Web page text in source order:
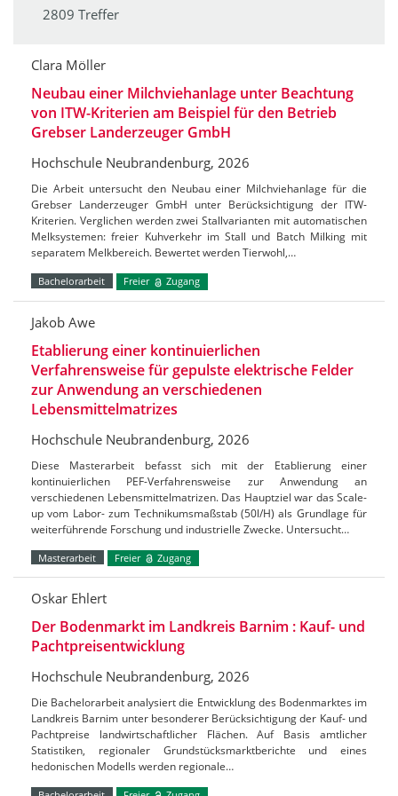
2809 Treffer
Clara Möller
Neubau einer Milchviehanlage unter Beachtung
von ITW-Kriterien am Beispiel für den Betrieb
Grebser Landerzeuger GmbH
Hochschule Neubrandenburg, 2026
Die Arbeit untersucht den Neubau einer Milchviehanlage für die
Grebser Landerzeuger GmbH unter Berücksichtigung der ITW-
Kriterien. Verglichen werden zwei Stallvarianten mit automatischen
Melksystemen: freier Kuhverkehr im Stall und Batch Milking mit
separatem Melkbereich. Bewertet werden Tierwohl,…
Bachelorarbeit Freier Zugang
Jakob Awe
Etablierung einer kontinuierlichen
Verfahrensweise für gepulste elektrische Felder
zur Anwendung an verschiedenen
Lebensmittelmatrizes
Hochschule Neubrandenburg, 2026
Diese Masterarbeit befasst sich mit der Etablierung einer
kontinuierlichen PEF-Verfahrensweise zur Anwendung an
verschiedenen Lebensmittelmatrizen. Das Hauptziel war das Scale-
up vom Labor- zum Technikumsmaßstab (50l/H) als Grundlage für
weiterführende Forschung und industrielle Zwecke. Untersucht…
Masterarbeit Freier Zugang
Oskar Ehlert
Der Bodenmarkt im Landkreis Barnim : Kauf- und
Pachtpreisentwicklung
Hochschule Neubrandenburg, 2026
Die Bachelorarbeit analysiert die Entwicklung des Bodenmarktes im
Landkreis Barnim unter besonderer Berücksichtigung der Kauf- und
Pachtpreise landwirtschaftlicher Flächen. Auf Basis amtlicher
Statistiken, regionaler Grundstücksmarktberichte und eines
hedonischen Modells werden regionale…